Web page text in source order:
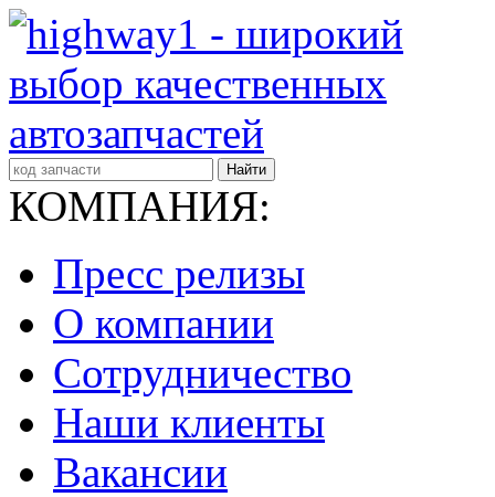
Найти
КОМПАНИЯ:
Пресс релизы
О компании
Сотрудничество
Наши клиенты
Вакансии